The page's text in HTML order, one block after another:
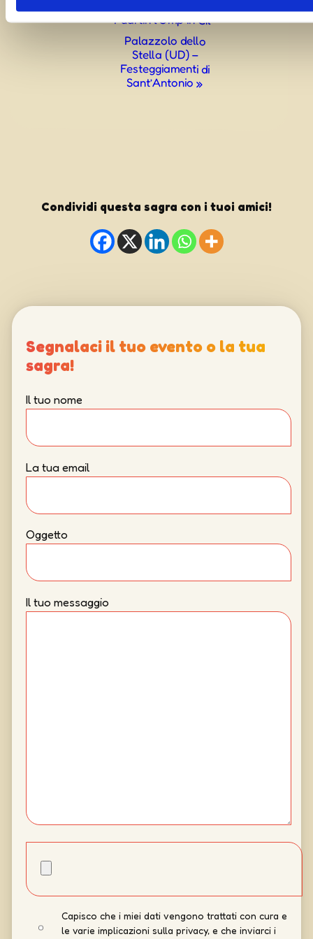
Puartin l’Omp in Cîl
Palazzolo dello
Stella (UD) –
Festeggiamenti di
Sant’Antonio»
Condividi questa sagra con i tuoi amici!
Segnalaci il tuo evento o la tua
sagra!
Il tuo nome
La tua email
Oggetto
Il tuo messaggio
Capisco che i miei dati vengono trattati con cura e
le varie implicazioni sulla privacy, e che inviarci i